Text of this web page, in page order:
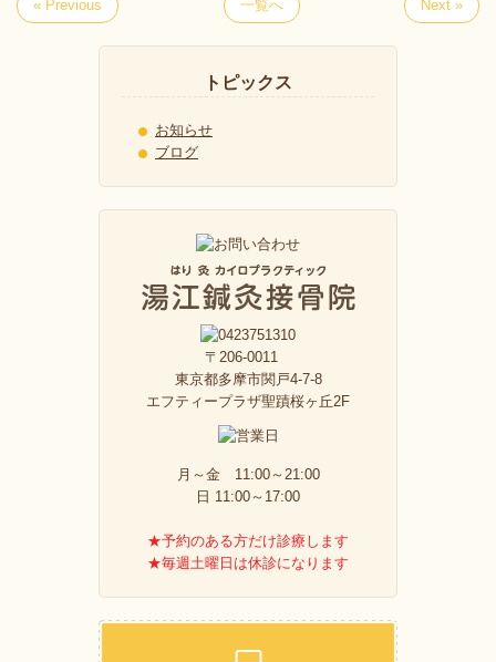
« Previous 一覧へ Next »
トピックス
お知らせ
ブログ
〒206-0011
東京都多摩市関戸4-7-8
エフティープラザ聖蹟桜ヶ丘2F
月～金 11:00～21:00
日 11:00～17:00
★予約のある方だけ診療します
★毎週土曜日は休診になります